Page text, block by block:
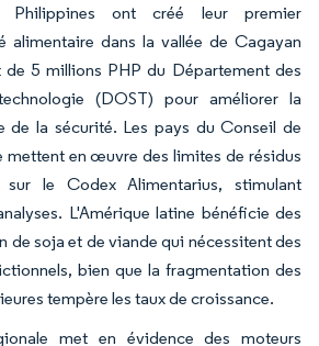
Philippines ont créé leur premier
alimentaire dans la vallée de Cagayan
de 5 millions PHP du Département des
(DOST) pour améliorer la
de la sécurité. Les pays du Conseil de
en œuvre des limites de résidus
sur le Codex Alimentarius, stimulant
L'Amérique latine bénéficie des
de soja et de viande qui nécessitent des
bien que la fragmentation des
tempère les taux de croissance.
met en évidence des moteurs